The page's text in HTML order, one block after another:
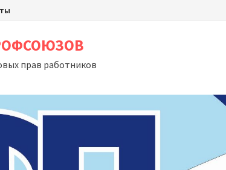
прав работников